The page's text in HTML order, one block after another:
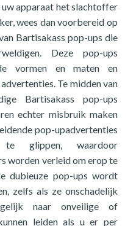
apparaat het slachtoffer
wees dan voorbereid op
Bartisakass pop-ups die
Deze pop-ups
vormen en maten en
Te midden van
Bartisakass pop-ups
echter misbruik maken
pop-upadvertenties
glippen, waardoor
worden verleid om erop te
dubieuze pop-ups wordt
zelfs als ze onschadelijk
naar onveilige of
leiden als u er per